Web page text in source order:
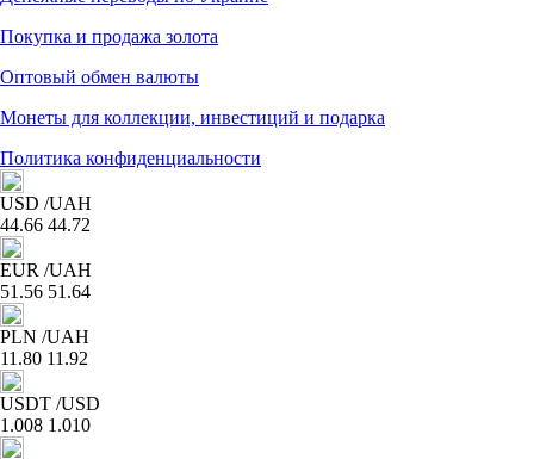
Покупка и продажа золота
Оптовый обмен валюты
Монеты для коллекции, инвестиций и подарка
Политика конфиденциальности
USD /UAH
44.66 44.72
EUR /UAH
51.56 51.64
PLN /UAH
11.80 11.92
USDT /USD
1.008 1.010